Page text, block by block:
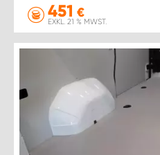
451 €
EXKL. 21 % MWST.